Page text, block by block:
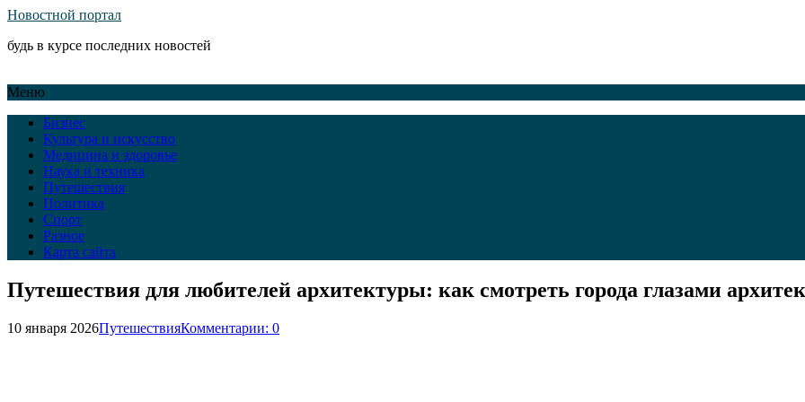
Новостной портал
будь в курсе последних новостей
Меню
Бизнес
Культура и искусство
Медицина и здоровье
Наука и техника
Путешествия
Политика
Спорт
Разное
Карта сайта
Путешествия для любителей архитектуры: как смотреть города глазами
10 января 2026ПутешествияКомментарии: 0